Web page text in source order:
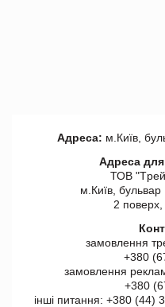
Адреса: м.Київ,
Адреса для
ТОВ
м.Київ,
2
замовлення
+380
замовлення
+380
інші питання: +380 (44)